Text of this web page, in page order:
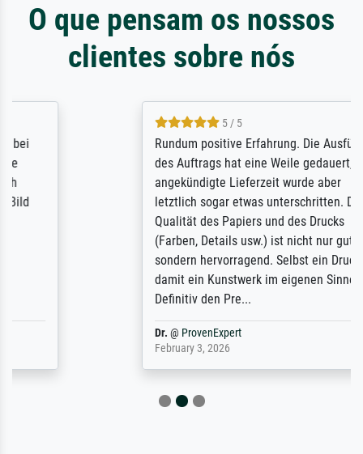
O que pensam os nossos
clientes sobre nós
Rundum positive Erfahrung. Die Ausführung
des Auftrags hat eine Weile gedauert, die
angekündigte Lieferzeit wurde aber
letztlich sogar etwas unterschritten. Die
Qualität des Papiers und des Drucks
(Farben, Details usw.) ist nicht nur gut,
sondern hervorragend. Selbst ein Druck ist
damit ein Kunstwerk im eigenen Sinne.
Definitiv den Pre...